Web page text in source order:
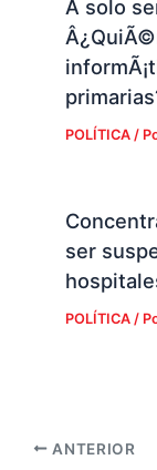
A solo
POLÍTICA/
ser
POLÍTICA/
ANTERIOR